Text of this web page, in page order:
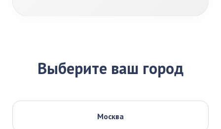
Выберите ваш город
Москва